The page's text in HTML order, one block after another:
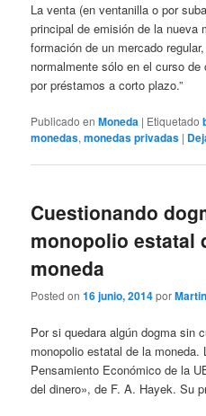
La venta (en ventanilla o por
principal de emisión de la nueva
formación de un mercado
normalmente sólo en el curso
por préstamos a corto plazo.”
Publicado en Moneda | Etiquetado
monedas,monedas privadas |
Cuestionando
monopolio estatal
moneda
Posted on16 junio, 2014por
Por si quedara algún dogma sin
monopolio estatal de la
Pensamiento Económico de la
del dinero», de F. A. Hayek. Su